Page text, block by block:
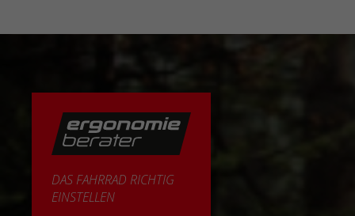
DAS FAHRRAD RICHTIG
EINSTELLEN